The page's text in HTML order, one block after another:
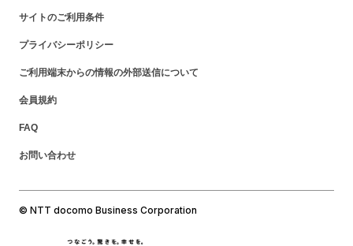
サイトのご利用条件
プライバシーポリシー
ご利用端末からの情報の外部送信について
会員規約
FAQ
お問い合わせ
© NTT docomo Business Corporation